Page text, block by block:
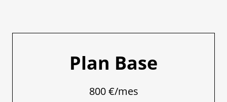
Plan Base
800 €/mes